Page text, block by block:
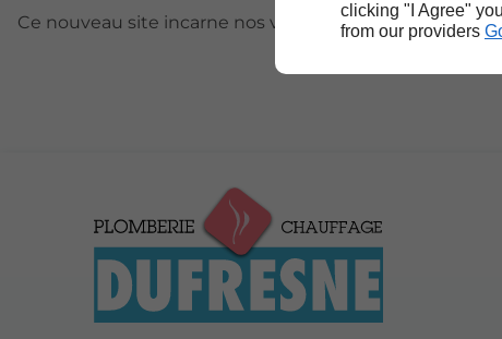
clicking "I Agree"
from our providers
Ce nouveau site incarne nos valeurs et notre volonté